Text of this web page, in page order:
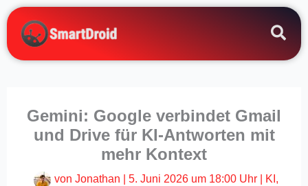
Zum
Inhalt
springen
Gemini: Google verbindet Gmail
und Drive für KI-Antworten mit
mehr Kontext
von Jonathan 5. Juni 2026 um 18:00 Uhr| KI ,